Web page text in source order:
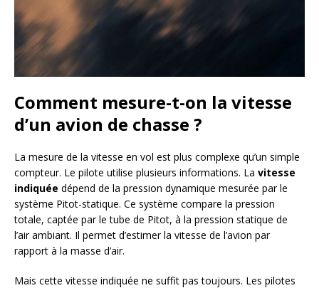
Comment mesure-t-on la vitesse
d’un avion de chasse ?
La mesure de la vitesse en vol est plus complexe qu’un simple
compteur. Le pilote utilise plusieurs informations. La vitesse
indiquée dépend de la pression dynamique mesurée par le
système Pitot-statique. Ce système compare la pression
totale, captée par le tube de Pitot, à la pression statique de
l’air ambiant. Il permet d’estimer la vitesse de l’avion par
rapport à la masse d’air.
Mais cette vitesse indiquée ne suffit pas toujours. Les pilotes